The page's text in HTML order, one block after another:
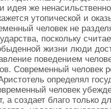
идея же
утопической и
человек не
поскольку
жизни люди
поведением
Современный человек
определял
человек
а создает благо только